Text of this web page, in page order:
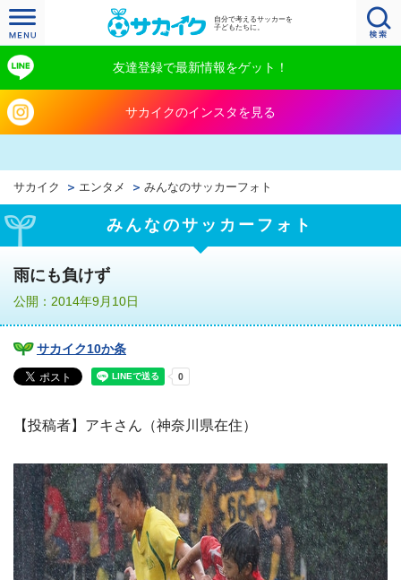
自分で考えるサッカーを
子どもたちに。
友達登録で最新情報をゲット！
サカイクのインスタを見る
サカイク エンタメ みんなのサッカーフォト
みんなのサッカーフォト
雨にも負けず
公開：2014年9月10日
サカイク10か条
【投稿者】アキさん（神奈川県在住）